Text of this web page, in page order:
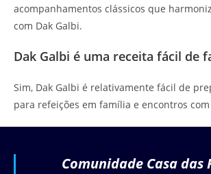
acompanhamentos clássicos que
com Dak Galbi.
Dak Galbi é uma receita fácil de
Sim, Dak Galbi é relativamente fácil de
para refeições em família e encontros
Comunidade Casa das